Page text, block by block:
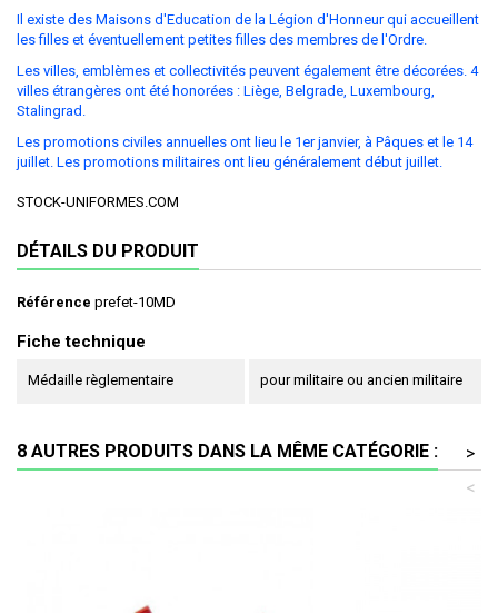
Il existe des Maisons d'Education de la Légion d'Honneur qui accueillent
les filles et éventuellement petites filles des membres de l'Ordre.
Les villes, emblèmes et collectivités peuvent également être décorées. 4
villes étrangères ont été honorées : Liège, Belgrade, Luxembourg,
Stalingrad.
Les promotions civiles annuelles ont lieu le 1er janvier, à Pâques et le 14
juillet. Les promotions militaires ont lieu généralement début juillet.
STOCK-UNIFORMES.COM
DÉTAILS DU PRODUIT
Référence prefet-10MD
Fiche technique
Médaille règlementaire pour militaire ou ancien militaire
8 AUTRES PRODUITS DANS LA MÊME CATÉGORIE :
>
<